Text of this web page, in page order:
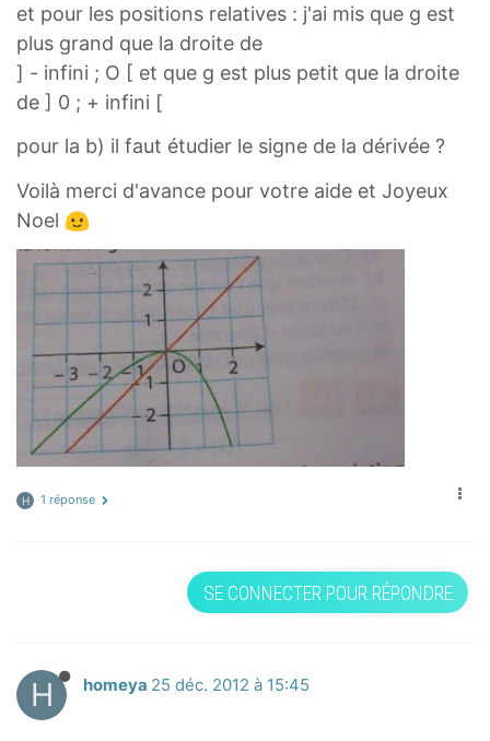
et pour les positions relatives : j'ai mis que g est
plus grand que la droite de
] - infini ; O [ et que g est plus petit que la droite
de ] 0 ; + infini [
pour la b) il faut étudier le signe de la dérivée ?
Voilà merci d'avance pour votre aide et Joyeux
Noel
H 1 réponse
SE CONNECTER POUR RÉPONDRE
H homeya 25 déc. 2012 à 15:45